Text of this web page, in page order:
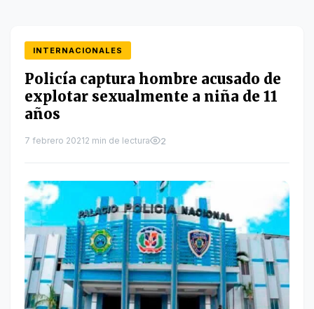
INTERNACIONALES
Policía captura hombre acusado de
explotar sexualmente a niña de 11
años
7 febrero 20212 min de lectura 2